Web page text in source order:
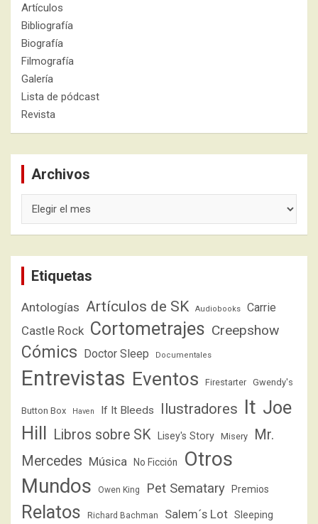
Artículos
Bibliografía
Biografía
Filmografía
Galería
Lista de pódcast
Revista
Archivos
Etiquetas
Antologías Artículos de SK Audiobooks Carrie
Castle Rock Cortometrajes Creepshow
Cómics Doctor Sleep Documentales
Entrevistas Eventos Firestarter Gwendy's
Button Box Haven If It Bleeds Ilustradores It Joe
Hill
Libros sobre SK Lisey's Story Misery
Mr.
Mercedes Música No Ficción
Otros
Mundos
Owen King Pet Sematary Premios
Relatos Richard Bachman Salem´s Lot Sleeping